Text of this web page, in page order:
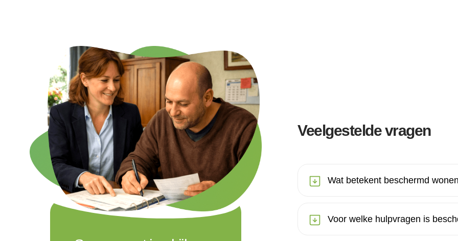
Veelgestelde vragen
Wat betekent beschermd
Voor welke hulpvragen is